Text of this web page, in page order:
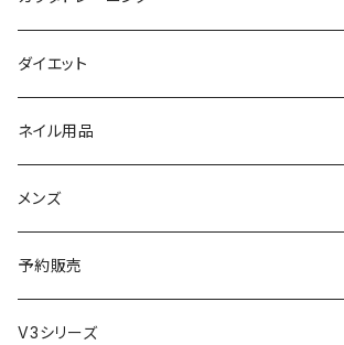
セット販売
リュミエリーナ
エレクトロン
ラディアント
コテ／アイロン
美顔器／スチーマー
ギフトセット
保湿（オイル・ミルク）
生理・ニオイ・ムレ ケア
インナーケア（乳酸菌・腸内環境サポート・更年
リラックスアイテム
ダイエット
サプリ
ドリンク
プロテイン
セット
ネイル用品
メンズ
予約販売
V3シリーズ